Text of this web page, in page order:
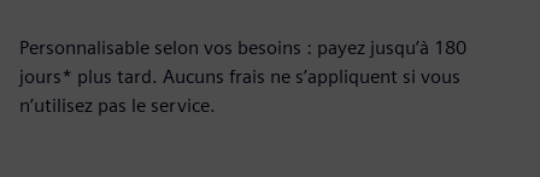
Personnalisable selon vos besoins : payez jusqu’à 180
jours* plus tard. Aucuns frais ne s’appliquent si vous
n’utilisez pas le service.